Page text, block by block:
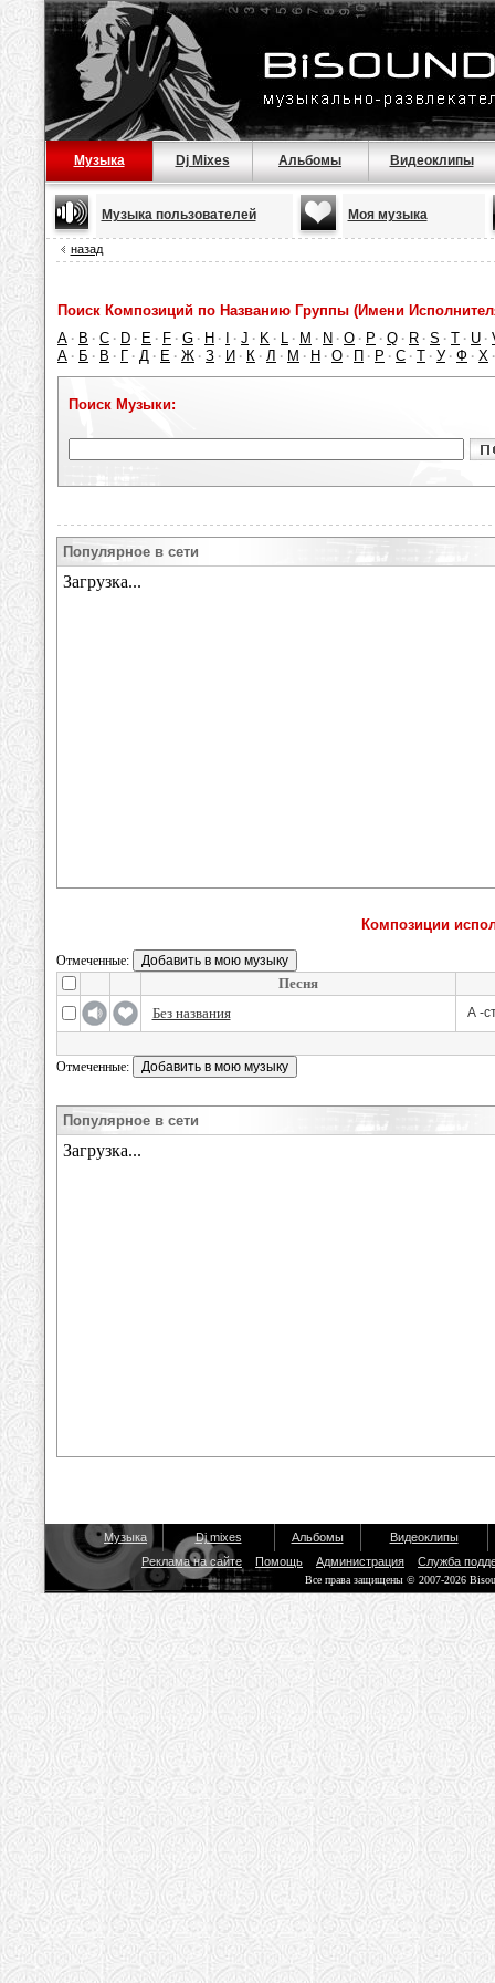
Музыка Dj Mixes Альбомы Видеоклипы
Музыка пользователей Моя музыка
назад
Поиск Композиций по Названию Группы (Имени
A · B · C · D · E · F · G · H · · J · K · L · M · N · O · P · Q · R · S · T · U ·
А · Б · В · Г · Д · Е · Ж · З · И · К · Л · М · Н · О · П · Р · С · Т · У · Ф · Х
Поиск Музыки:
Популярное в сети
Композиции
Отмеченные:
Песня
Без названия
А -
Отмеченные:
Популярное в сети
Музыка Dj mixes Альбомы
Видеоклипы
Реклама на сайте
Помощь Администрация Служба
Все права защищены © 2007-2026